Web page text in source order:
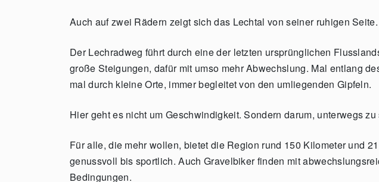
Auch auf zwei Rädern zeigt sich das Lechtal von seiner ruhigen Seite.
Der Lechradweg führt durch eine der letzten ursprünglichen
große Steigungen, dafür mit umso mehr Abwechslung. Mal entlang
mal durch kleine Orte, immer begleitet von den umliegenden Gipfeln.
Hier geht es nicht um Geschwindigkeit. Sondern darum, unterwegs zu
Für alle, die mehr wollen, bietet die Region rund 150 Kilometer und
genussvoll bis sportlich. Auch Gravelbiker finden mit
Bedingungen.